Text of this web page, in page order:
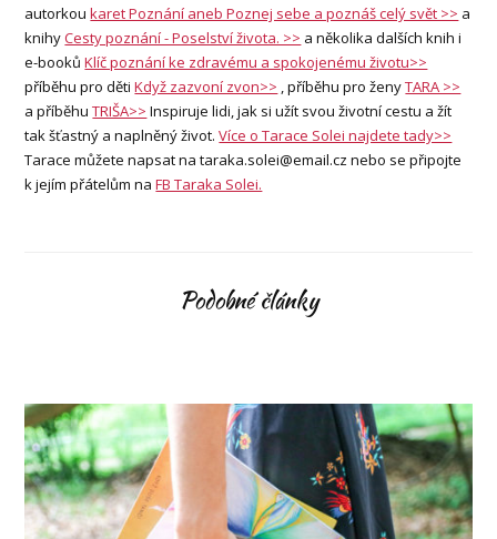
autorkoukaret Poznání aneb Poznej sebe a poznáš celý svět >> a
knihyCesty poznání - Poselství života. >> a několika dalších knih i
e-bookůKlíč poznání ke zdravému a spokojenému životu>>
příběhu pro dětiKdyž zazvoní zvon>> , příběhu pro ženyTARA >>
a příběhuTRIŠA>> Inspiruje lidi, jak si užít svou životní cestu a žít
tak šťastný a naplněný život.Více o Tarace Solei najdete tady>>
Tarace můžete napsat na taraka.solei@email.cz nebo se připojte
k jejím přátelům naFB Taraka Solei.
Podobné články